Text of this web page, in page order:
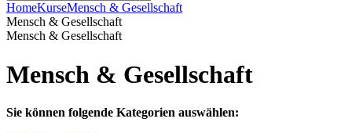
HomeKurseMensch & Gesellschaft
Mensch & Gesellschaft
Mensch & Gesellschaft
Mensch & Gesellschaft
Sie können folgende Kategorien auswählen: